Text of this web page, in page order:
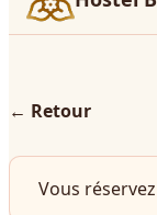
← Retour
Vous